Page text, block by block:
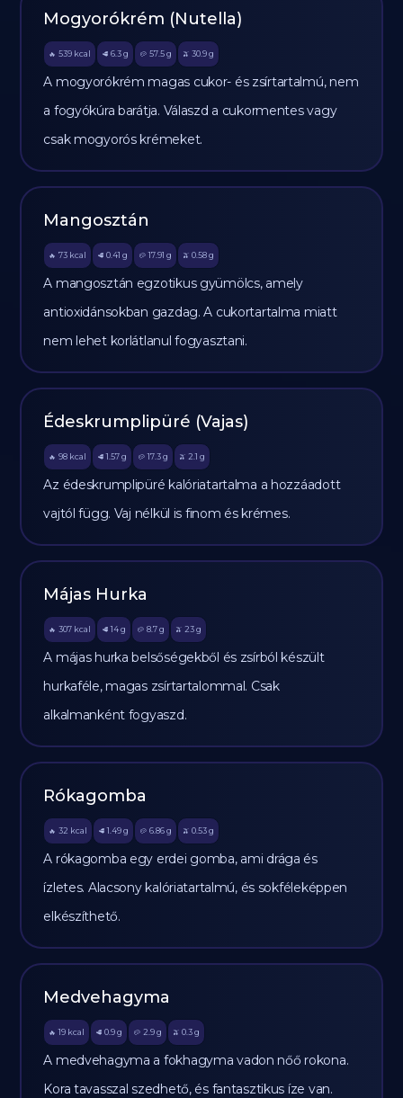
Mogyorókrém (Nutella)
🔥 539 kcal 🥩 6.3 g 🥔 57.5g 🫒 30.9 g
A mogyorókrém magas cukor- és zsírtartalmú, nem
a fogyókúra barátja. Válaszd a cukormentes vagy
csak mogyorós krémeket.
Mangosztán
🔥 73 kcal 🥩 0.41 g 🥔 17.91 g 🫒 0.58 g
A mangosztán egzotikus gyümölcs, amely
antioxidánsokban gazdag. A cukortartalma miatt
nem lehet korlátlanul fogyasztani.
Édeskrumplipüré (Vajas)
🔥 98 kcal 🥩 1.57 g 🥔 17.3g 🫒 2.1 g
Az édeskrumplipüré kalóriatartalma a hozzáadott
vajtól függ. Vaj nélkül is finom és krémes.
Májas Hurka
🔥 307 kcal 🥩 14 g 🥔 8.7g 🫒 23 g
A májas hurka belsőségekből és zsírból készült
hurkaféle, magas zsírtartalommal. Csak
alkalmanként fogyaszd.
Rókagomba
🔥 32 kcal 🥩 1.49 g 🥔 6.86g 🫒 0.53 g
A rókagomba egy erdei gomba, ami drága és
ízletes. Alacsony kalóriatartalmú, és sokféleképpen
elkészíthető.
Medvehagyma
🔥 19 kcal 🥩 0.9 g 🥔 2.9g 🫒 0.3 g
A medvehagyma a fokhagyma vadon nőő rokona.
Kora tavasszal szedhető, és fantasztikus íze van.